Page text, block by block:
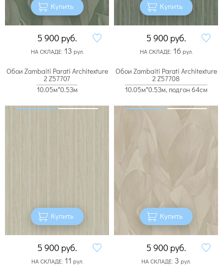
Купить
5 900 руб.
НА СКЛАДЕ: 13 рул.
Купить
5 900 руб.
НА СКЛАДЕ: 16 рул.
Обои Zambaiti Parati Architexture
2 Z57707
10.05м*0.53м
Купить
5 900 руб.
НА СКЛАДЕ: 11 рул.
Обои Zambaiti Parati Architexture
2 Z57708
10.05м*0.53м, подгон 64см
Купить
5 900 руб.
НА СКЛАДЕ: 3 рул.